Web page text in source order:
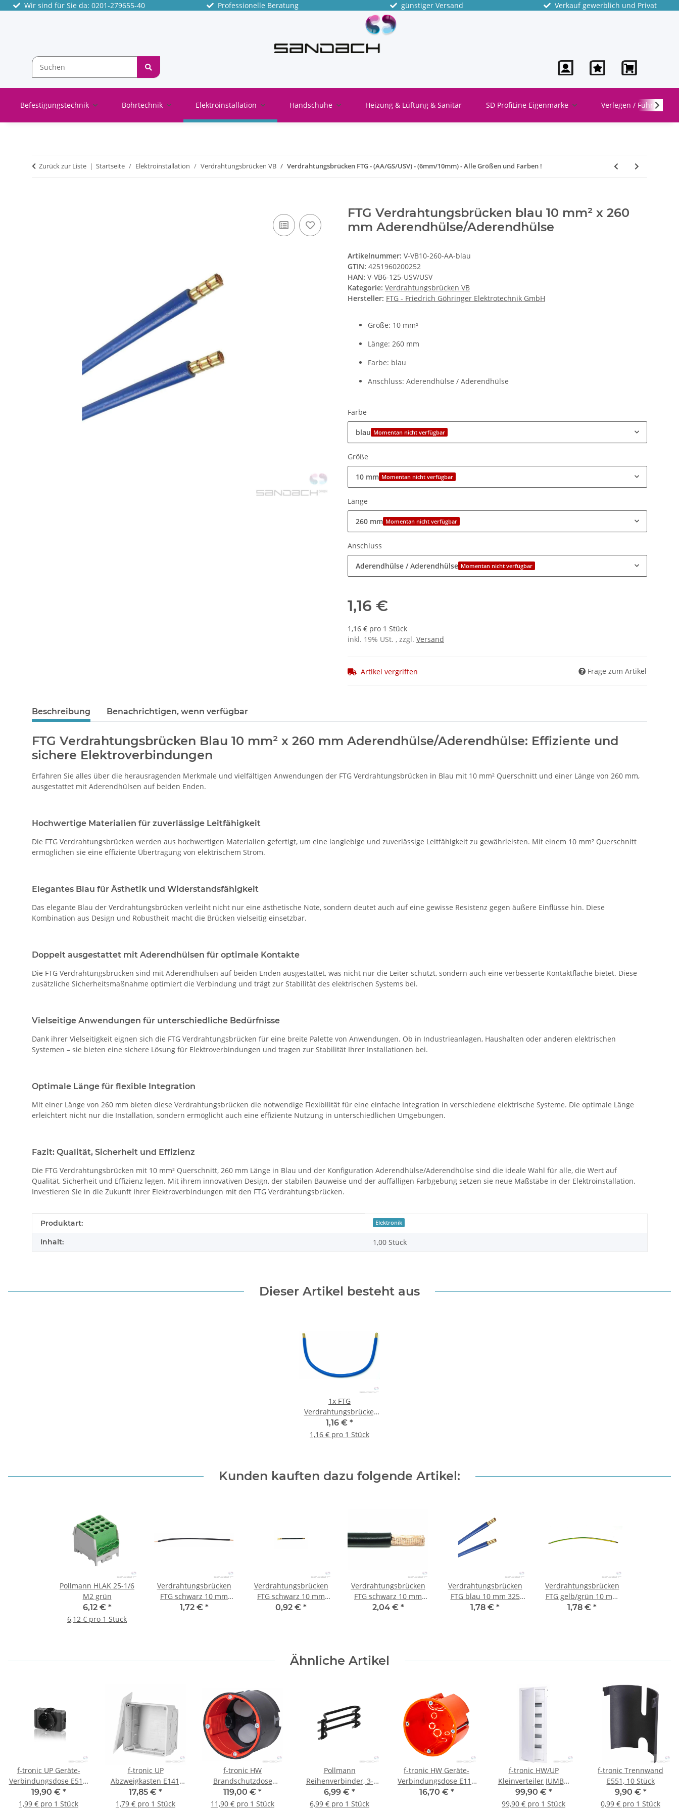
Wir sind für Sie da: 0201-279655-40 Professionelle Beratung günstiger Versand Verkauf gewerblich und Privat
Befestigungstechnik Bohrtechnik Elektroinstallation Handschuhe Heizung & Lüftung & Sanitär SD ProfiLine Eigenmarke Verlegen / Führen
Zurück zur Liste Startseite Elektroinstallation Verdrahtungsbrücken VB Verdrahtungsbrücken FTG - (AA/GS/USV) - (6mm/10mm) - Alle Größen und Farben !
FTG Verdrahtungsbrücken blau 10 mm² x 260
mm Aderendhülse/Aderendhülse
Artikelnummer: V-VB10-260-AA-blau
GTIN: 4251960200252
HAN: V-VB6-125-USV/USV
Kategorie: Verdrahtungsbrücken VB
Hersteller: FTG - Friedrich Göhringer Elektrotechnik GmbH
Größe: 10 mm²
Länge: 260 mm
Farbe: blau
Anschluss: Aderendhülse / Aderendhülse
Farbe
blau Momentan nicht verfügbar
Größe
10 mm Momentan nicht verfügbar
Länge
260 mm Momentan nicht verfügbar
Anschluss
Aderendhülse / Aderendhülse Momentan nicht verfügbar
1,16 €
1,16 € pro 1 Stück
inkl. 19% USt. , zzgl. Versand
Artikel vergriffen Frage zum Artikel
Beschreibung Benachrichtigen, wenn verfügbar
FTG Verdrahtungsbrücken Blau 10 mm² x 260 mm Aderendhülse/Aderendhülse: Effiziente und
sichere Elektroverbindungen
Erfahren Sie alles über die herausragenden Merkmale und vielfältigen Anwendungen der FTG Verdrahtungsbrücken in Blau mit 10 mm² Querschnitt und einer Länge von 260 mm,
ausgestattet mit Aderendhülsen auf beiden Enden.
Hochwertige Materialien für zuverlässige Leitfähigkeit
Die FTG Verdrahtungsbrücken werden aus hochwertigen Materialien gefertigt, um eine langlebige und zuverlässige Leitfähigkeit zu gewährleisten. Mit einem 10 mm² Querschnitt
ermöglichen sie eine effiziente Übertragung von elektrischem Strom.
Elegantes Blau für Ästhetik und Widerstandsfähigkeit
Das elegante Blau der Verdrahtungsbrücken verleiht nicht nur eine ästhetische Note, sondern deutet auch auf eine gewisse Resistenz gegen äußere Einflüsse hin. Diese
Kombination aus Design und Robustheit macht die Brücken vielseitig einsetzbar.
Doppelt ausgestattet mit Aderendhülsen für optimale Kontakte
Die FTG Verdrahtungsbrücken sind mit Aderendhülsen auf beiden Enden ausgestattet, was nicht nur die Leiter schützt, sondern auch eine verbesserte Kontaktfläche bietet. Diese
zusätzliche Sicherheitsmaßnahme optimiert die Verbindung und trägt zur Stabilität des elektrischen Systems bei.
Vielseitige Anwendungen für unterschiedliche Bedürfnisse
Dank ihrer Vielseitigkeit eignen sich die FTG Verdrahtungsbrücken für eine breite Palette von Anwendungen. Ob in Industrieanlagen, Haushalten oder anderen elektrischen
Systemen – sie bieten eine sichere Lösung für Elektroverbindungen und tragen zur Stabilität Ihrer Installationen bei.
Optimale Länge für flexible Integration
Mit einer Länge von 260 mm bieten diese Verdrahtungsbrücken die notwendige Flexibilität für eine einfache Integration in verschiedene elektrische Systeme. Die optimale Länge
erleichtert nicht nur die Installation, sondern ermöglicht auch eine effiziente Nutzung in unterschiedlichen Umgebungen.
Fazit: Qualität, Sicherheit und Effizienz
Die FTG Verdrahtungsbrücken mit 10 mm² Querschnitt, 260 mm Länge in Blau und der Konfiguration Aderendhülse/Aderendhülse sind die ideale Wahl für alle, die Wert auf
Qualität, Sicherheit und Effizienz legen. Mit ihrem innovativen Design, der stabilen Bauweise und der auffälligen Farbgebung setzen sie neue Maßstäbe in der Elektroinstallation.
Investieren Sie in die Zukunft Ihrer Elektroverbindungen mit den FTG Verdrahtungsbrücken.
Produkteigenschaft
Wert
Produktart: Elektronik
Inhalt: 1,00 Stück
Dieser Artikel besteht aus
1x FTG
Verdrahtungsbrücke,
10mm², 260mm lang,
blau, 2x Aderendhülse
1,16 € *
1,16 € pro 1 Stück
Kunden kauften dazu folgende Artikel:
Pollmann HLAK 25-1/6
M2 grün
6,12 € *
6,12 € pro 1 Stück
Verdrahtungsbrücken
FTG schwarz 10 mm
260 mm
1,72 € *
Verdrahtungsbrücken
FTG schwarz 10 mm
325 mm Aderendhülse
0,92 € *
Verdrahtungsbrücken
FTG schwarz 10 mm
325 mm
2,04 € *
Verdrahtungsbrücken
FTG blau 10 mm 325
mm Aderendhülse /
1,78 € *
Verdrahtungsbrücken
FTG gelb/grün 10 mm
325 mm Aderendhülse
1,78 € *
Ähnliche Artikel
f-tronic UP Geräte-
Verbindungsdose E510,
117 x 80 x 45mm, 10
Stück
19,90 € *
1,99 € pro 1 Stück
f-tronic UP
Abzweigkasten E141,
100 x 100 x 50mm,
grau, 10 Stück
17,85 € *
1,79 € pro 1 Stück
f-tronic HW
Brandschutzdose
BS3500 mit
Durchstoßmembran,
119,00 € *
11,90 € pro 1 Stück
Pollmann
Reihenverbinder, 3-
polig, VS/3-125/10 (3xs)
6,99 € *
6,99 € pro 1 Stück
f-tronic HW Geräte-
Verbindungsdose E117
| VDE geprüft | 25
16,70 € *
f-tronic HW/UP
Kleinverteiler JUMBO
60+10, 5-reihig
99,90 € *
99,90 € pro 1 Stück
f-tronic Trennwand
E551, 10 Stück
9,90 € *
0,99 € pro 1 Stück